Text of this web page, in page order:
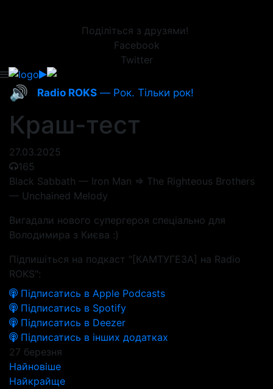
Поділіться з друзями!
Facebook
Twitter
🔊 Radio ROKS — Рок. Тільки рок!
Краш-тест
27.03.2025
165
Black Sabbath — Iron Man => The Righteous Brothers
— Unchained Melody
Вигадали нового супергероя спеціально для
Володимира з Києва :)
Підпишіться на подкаст "[КАМТУГЕЗА] на Radio
ROKS":
Підписатись в Apple Podcasts
Підписатись в Spotify
Підписатись в Deezer
Підписатись в інших додатках
27 березня
Найновіше
Найкрайще